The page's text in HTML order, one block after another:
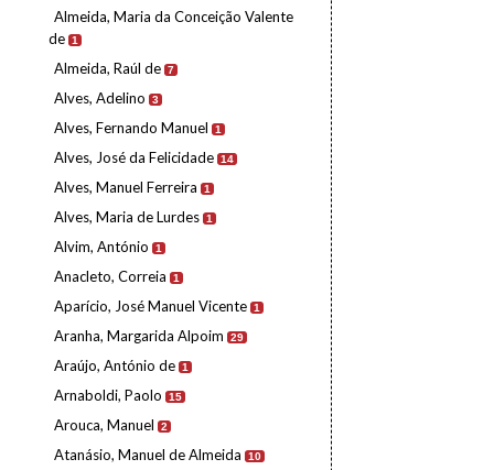
Almeida, Maria da Conceição Valente
de 1
Almeida, Raúl de 7
Alves, Adelino 3
Alves, Fernando Manuel 1
Alves, José da Felicidade 14
Alves, Manuel Ferreira 1
Alves, Maria de Lurdes 1
Alvim, António 1
Anacleto, Correia 1
Aparício, José Manuel Vicente 1
Aranha, Margarida Alpoim 29
Araújo, António de 1
Arnaboldi, Paolo 15
Arouca, Manuel 2
Atanásio, Manuel de Almeida 10